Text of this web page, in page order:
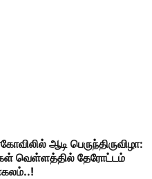
ஆடி பெருந்திருவிழா:
வெள்ளத்தில் தேரோட்டம்